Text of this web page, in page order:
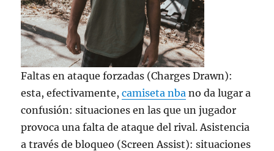
Faltas en ataque forzadas (Charges Drawn):
esta, efectivamente,camiseta nba no da lugar a
confusión: situaciones en las que un jugador
provoca una falta de ataque del rival. Asistencia
a través de bloqueo (Screen Assist): situaciones